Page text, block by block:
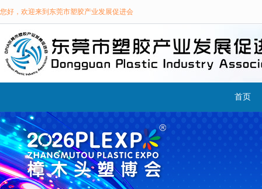
您好，欢迎来到东莞市塑胶产业发展促进会
首页